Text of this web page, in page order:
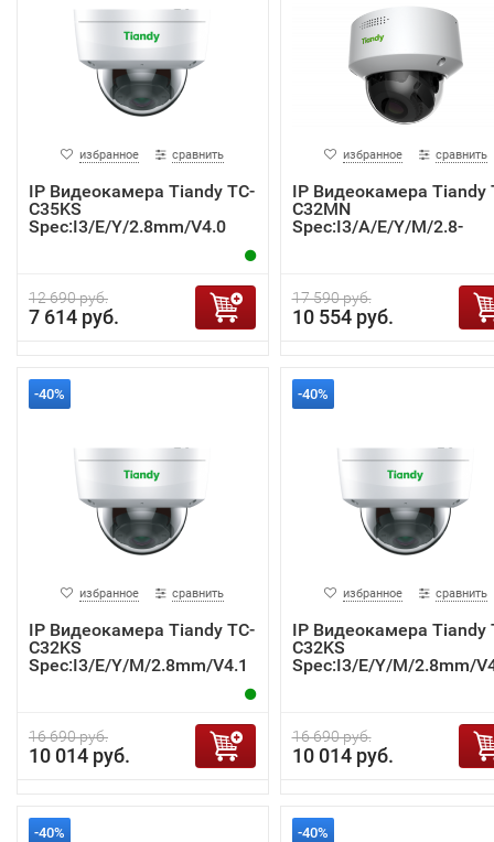
избранное сравнить
IP Видеокамера Tiandy TC-
C35KS
Spec:I3/E/Y/2.8mm/V4.0
12 690 руб.
7 614 руб.
избранное сравнить
IP Видеокамера Tiandy
C32MN
Spec:I3/A/E/Y/M/2.8-
17 590 руб.
10 554 руб.
-40%
избранное сравнить
IP Видеокамера Tiandy TC-
C32KS
Spec:I3/E/Y/M/2.8mm/V4.1
16 690 руб.
10 014 руб.
-40%
избранное сравнить
IP Видеокамера Tiandy
C32KS
Spec:I3/E/Y/M/2.8mm/
16 690 руб.
10 014 руб.
-40% -40%